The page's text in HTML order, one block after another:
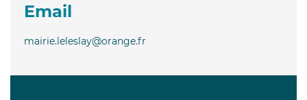
Email
mairie.leleslay@orange.fr